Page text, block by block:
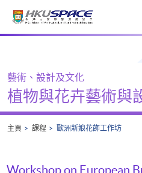
Main
藝術、設計及文化
植物與花卉藝術與
主頁 課程 歐洲新娘花飾工作坊
Workshop on European